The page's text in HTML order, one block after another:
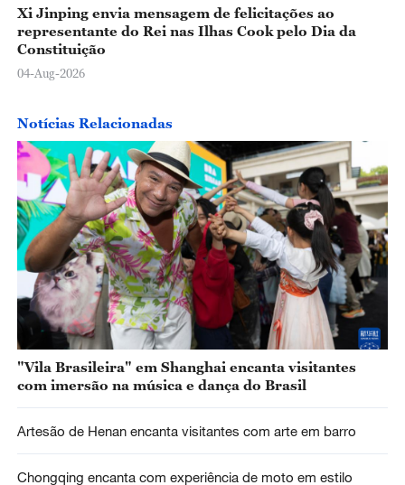
Xi Jinping envia mensagem de felicitações ao
representante do Rei nas Ilhas Cook pelo Dia da
Constituição
04-Aug-2026
Notícias Relacionadas
"Vila Brasileira" em Shanghai encanta visitantes
com imersão na música e dança do Brasil
Artesão de Henan encanta visitantes com arte em barro
Chongqing encanta com experiência de moto em estilo